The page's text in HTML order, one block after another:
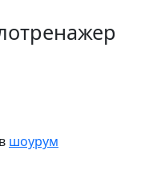
шоурум